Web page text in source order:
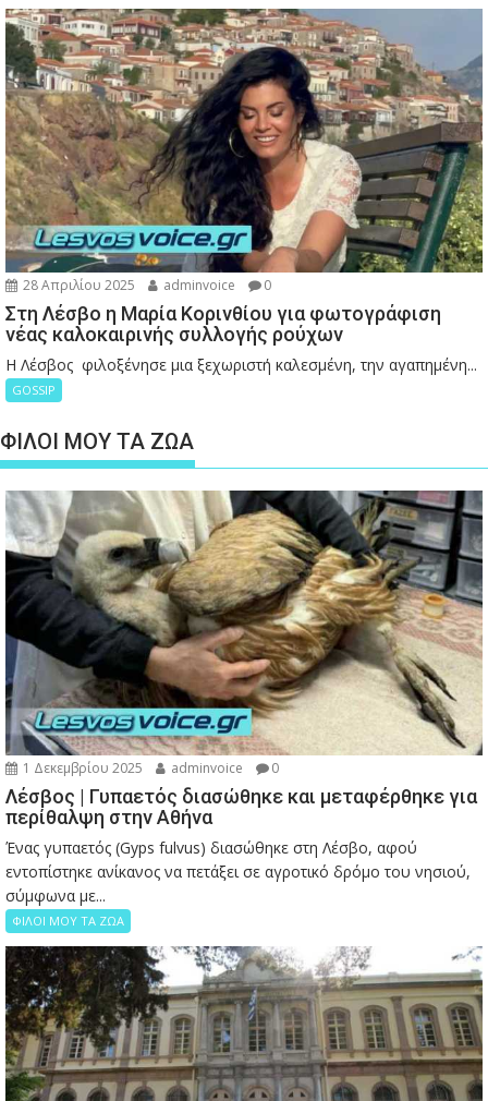
28 Απριλίου 2025 adminvoice 0
Στη Λέσβο η Μαρία Κορινθίου για φωτογράφιση
νέας καλοκαιρινής συλλογής ρούχων
Η Λέσβος φιλοξένησε μια ξεχωριστή καλεσμένη, την αγαπημένη...
GOSSIP
ΦΙΛΟΙ ΜΟΥ ΤΑ ΖΩΑ
1 Δεκεμβρίου 2025 adminvoice 0
Λέσβος | Γυπαετός διασώθηκε και μεταφέρθηκε για
περίθαλψη στην Αθήνα
Ένας γυπαετός (Gyps fulvus) διασώθηκε στη Λέσβο, αφού
εντοπίστηκε ανίκανος να πετάξει σε αγροτικό δρόμο του νησιού,
σύμφωνα με...
ΦΙΛΟΙ ΜΟΥ ΤΑ ΖΩΑ